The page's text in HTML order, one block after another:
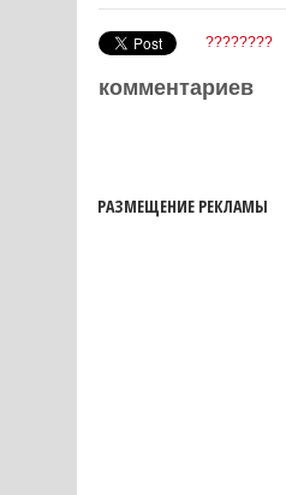
????????
комментариев
РАЗМЕЩЕНИЕ РЕКЛАМЫ